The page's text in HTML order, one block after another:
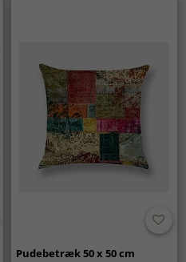
Pudebetræk 50 x 50 cm